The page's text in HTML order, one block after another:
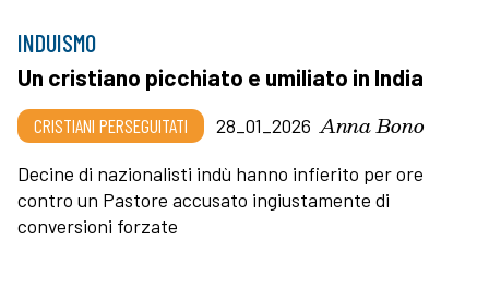
INDUISMO
Un cristiano picchiato e umiliato in India
CRISTIANI PERSEGUITATI 28_01_2026 Anna Bono
Decine di nazionalisti indù hanno infierito per ore
contro un Pastore accusato ingiustamente di
conversioni forzate